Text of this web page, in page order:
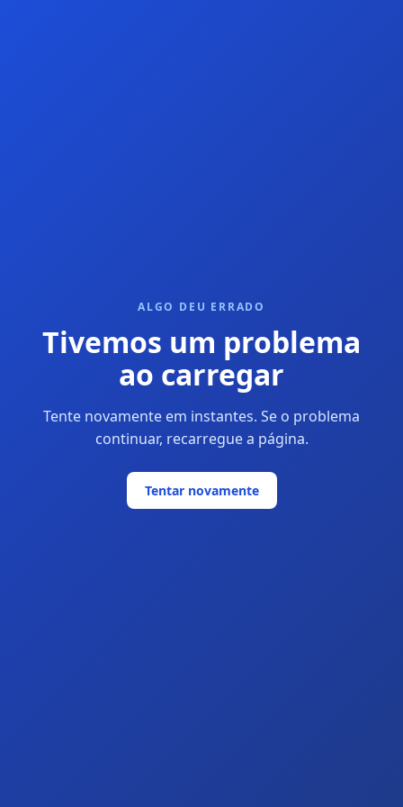
ALGO DEU ERRADO
Tivemos um problema
ao carregar
Tente novamente em instantes. Se o problema
continuar, recarregue a página.
Tentar novamente